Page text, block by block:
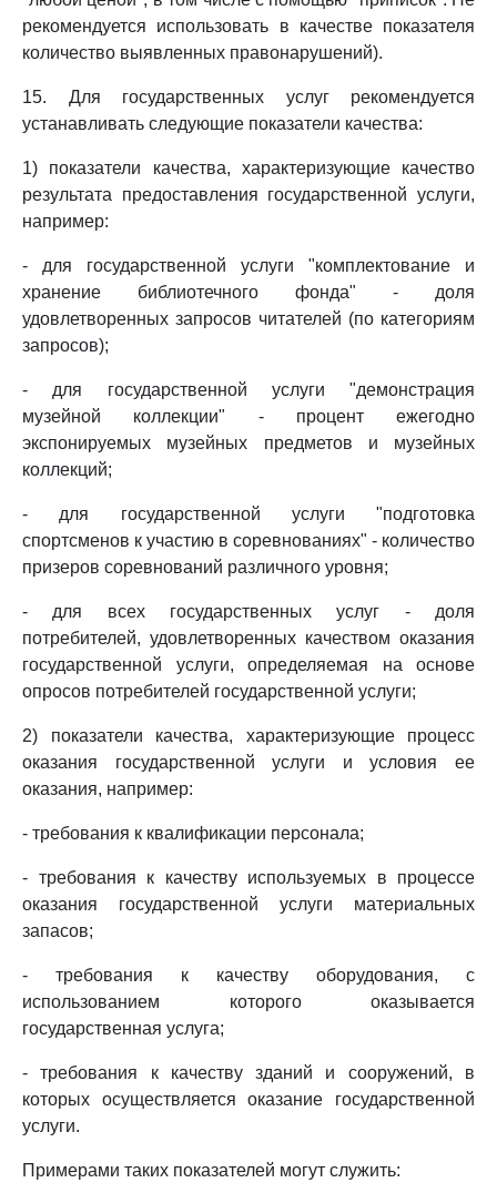
рекомендуется использовать в качестве показателя
количество выявленных правонарушений).
15. Для государственных услуг рекомендуется
устанавливать следующие показатели качества:
1) показатели качества, характеризующие качество
результата предоставления государственной услуги,
например:
- для государственной услуги "комплектование и
хранение библиотечного фонда" - доля
удовлетворенных запросов читателей (по категориям
запросов);
- для государственной услуги "демонстрация
музейной коллекции" - процент ежегодно
экспонируемых музейных предметов и музейных
коллекций;
- для государственной услуги "подготовка
спортсменов к участию в соревнованиях" - количество
призеров соревнований различного уровня;
- для всех государственных услуг - доля
потребителей, удовлетворенных качеством оказания
государственной услуги, определяемая на основе
опросов потребителей государственной услуги;
2) показатели качества, характеризующие процесс
оказания государственной услуги и условия ее
оказания, например:
- требования к квалификации персонала;
- требования к качеству используемых в процессе
оказания государственной услуги материальных
запасов;
- требования к качеству оборудования, с
использованием которого оказывается
государственная услуга;
- требования к качеству зданий и сооружений, в
которых осуществляется оказание государственной
услуги.
Примерами таких показателей могут служить: